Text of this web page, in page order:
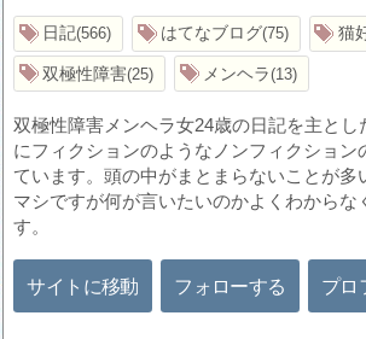
日記 566 はてなブログ 75 猫
双極性障害 25 メンヘラ 13
双極性障害メンヘラ女24歳の日記を主とし
にフィクションのようなノンフィクション
ています。頭の中がまとまらないことが多
マシですが何が言いたいのかよくわからな
す。
サイトに移動 フォローする プロ